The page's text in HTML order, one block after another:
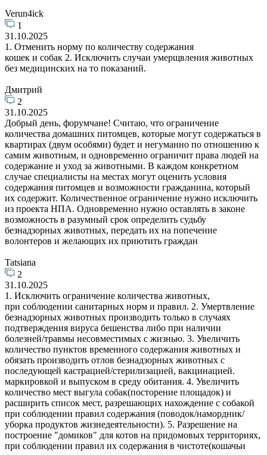
Verun4ick
1
31.10.2025
1. Отменить норму по количеству содержания
кошек и собак 2. Исключить случаи умерщвления животных
без медицинских на то показаний.
Дмитрий
2
31.10.2025
Добрый день, форумчане! Считаю, что ограничение
количества домашних питомцев, которые могут содержаться в
квартирах (двум особями) будет и негуманно по отношению к
самим животным, и одновременно ограничит права людей на
содержание и уход за животными. В каждом конкретном
случае специалисты на местах могут оценить условия
содержания питомцев и возможности гражданина, который
их содержит. Количественное ограничение нужно исключить
из проекта НПА. Одновременно нужно оставлять в законе
возможность в разумный срок определить судьбу
безнадзорных животных, передать их на попечение
волонтеров и желающих их приютить граждан
Tatsiana
2
31.10.2025
1. Исключить ограничение количества животных,
при соблюдении санитарных норм и правил. 2. Умертвление
безнадзорных животных производить только в случаях
подтверждения вируса бешенства либо при наличии
болезней/травмы несовместимых с жизнью. 3. Увеличить
количество пунктов временного содержания животных и
обязать производить отлов безнадзорных животных с
последующей кастрацией/стерилизацией, вакцинацией.
маркировкой и выпуском в среду обитания. 4. Увеличить
количество мест выгула собак(посторение площадок) и
расширить список мест, разрешающих нахождение с собакой
при соблюдении правил содержания (поводок/намордник/
уборка продуктов жизнедеятельности). 5. Разрешение на
построение "домиков" для котов на придомовых территориях,
при соблюдении правил их содержания в чистоте(кошачьи